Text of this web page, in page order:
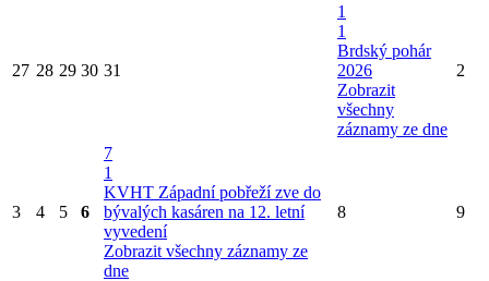
27 28 29 30 31
1
1
Brdský pohár
2026
Zobrazit
všechny
záznamy ze dne
2
3 4 5 6
7
1
KVHT Západní pobřeží zve do
bývalých kasáren na 12. letní
vyvedení
Zobrazit všechny záznamy ze
dne
8 9